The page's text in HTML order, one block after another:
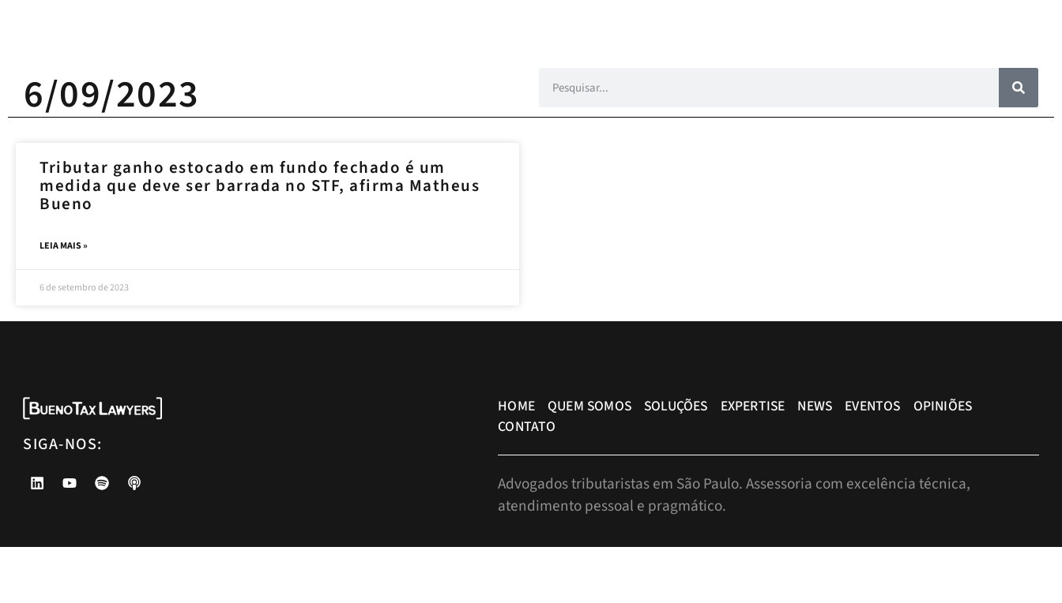
6/09/2023
Tributar ganho estocado em fundo fechado é um
medida que deve ser barrada no STF, afirma Matheus
Bueno
LEIA MAIS »
6 de setembro de 2023
SIGA-NOS:
HOME QUEM SOMOS SOLUÇÕES EXPERTISE NEWS EVENTOS
OPINIÕES
CONTATO
Advogados tributaristas em São Paulo. Assessoria com excelência técnica,
atendimento pessoal e pragmático.